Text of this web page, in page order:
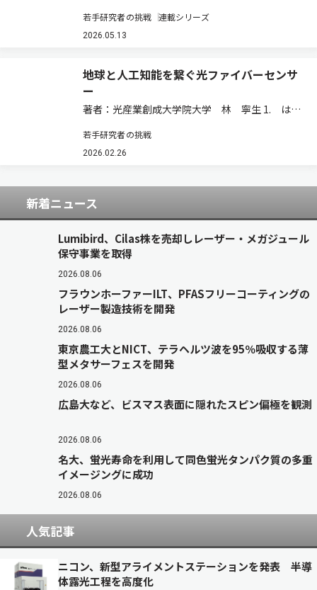
自律航行ドローン，自動運転技術などの急速な発
展に伴い，多様な波長帯域における赤外受光セン
若手研究者の挑戦 連載シリーズ
2026.05.13
地球と人工知能を繋ぐ光ファイバーセンサ
ー
著者：光産業創成大学院大学 林 寧生 1. はじ
り，電車の中で無意識に開くソーシャルネットワ
ークサービス（SNS）。そのコンテンツは人が作
若手研究者の挑戦
2026.02.26
新着ニュース
Lumibird、Cilas株を売却しレーザー・メガジュール
保守事業を取得
2026.08.06
フラウンホーファーILT、PFASフリーコーティングの
レーザー製造技術を開発
2026.08.06
東京農工大とNICT、テラヘルツ波を95％吸収する薄
型メタサーフェスを開発
2026.08.06
広島大など、ビスマス表面に隠れたスピン偏極を観測
2026.08.06
名大、蛍光寿命を利用して同色蛍光タンパク質の多重
イメージングに成功
2026.08.06
人気記事
ニコン、新型アライメントステーションを発表 半導
体露光工程を高度化